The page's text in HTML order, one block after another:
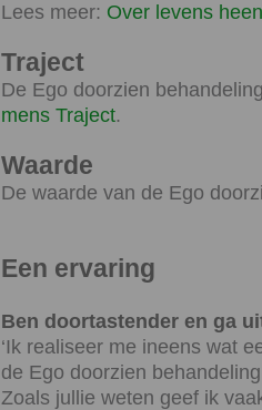
Lees meer: Over levens heen
Traject
De Ego doorzien
mens Traject.
Waarde
De waarde van de Ego
Een ervaring
Ben doortastender en ga
‘Ik realiseer me ineens wat
de Ego doorzien
Zoals jullie weten geef ik